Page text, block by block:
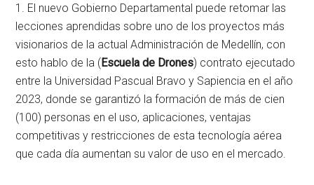
1. El nuevo Gobierno Departamental puede retomar las
lecciones aprendidas sobre uno de los proyectos más
visionarios de la actual Administración de Medellín, con
esto hablo de la (Escuela de Drones) contrato ejecutado
entre la Universidad Pascual Bravo y Sapiencia en el año
2023, donde se garantizó la formación de más de cien
(100) personas en el uso, aplicaciones, ventajas
competitivas y restricciones de esta tecnología aérea
que cada día aumentan su valor de uso en el mercado.